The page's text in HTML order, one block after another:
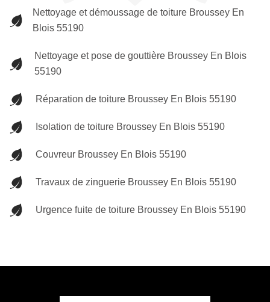
Nettoyage et démoussage de toiture Broussey En
Blois 55190
Nettoyage et pose de gouttière Broussey En Blois
55190
Réparation de toiture Broussey En Blois 55190
Isolation de toiture Broussey En Blois 55190
Couvreur Broussey En Blois 55190
Travaux de zinguerie Broussey En Blois 55190
Urgence fuite de toiture Broussey En Blois 55190